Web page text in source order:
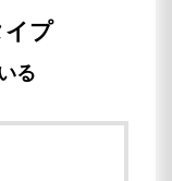
イプ
る